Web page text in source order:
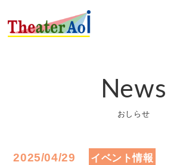
シアターについて
News
おしらせ
2025/04/29 イベント情報